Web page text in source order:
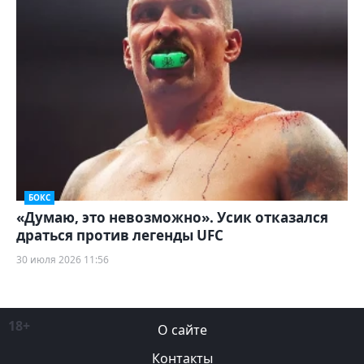
БОКС
«Думаю, это невозможно». Усик отказался
драться против легенды UFC
30 июля 2026 11:56
18+
О сайте
Контакты